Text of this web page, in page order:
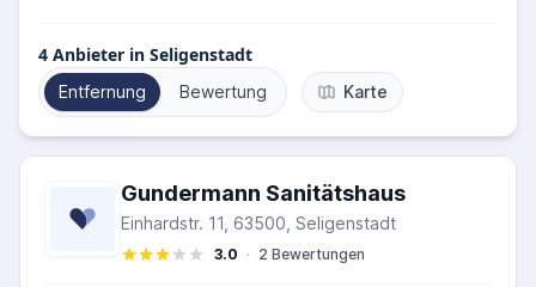
4 Anbieter in Seligenstadt
Entfernung Bewertung Karte
Gundermann Sanitätshaus
Einhardstr. 11, 63500, Seligenstadt
3.0 · 2 Bewertungen